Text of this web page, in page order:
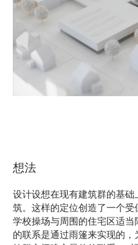
想法
设计设想在现有建筑群的基
筑。这样的定位创造了一个
学校操场与周围的住宅区适
的联系是通过雨篷来实现的